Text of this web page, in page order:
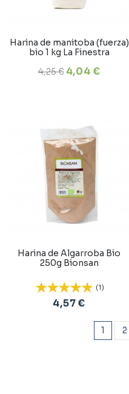
Harina de manitoba (fuerza)
bio 1 kg La Finestra
4,25 € 4,04 €
Harina de Algarroba Bio
250g Bionsan
(1)
4,57 €
1 2